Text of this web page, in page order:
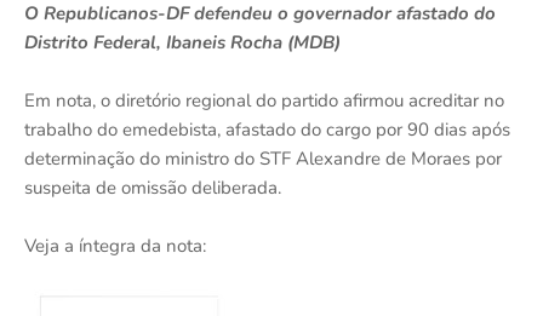
O Republicanos-DF defendeu o governador afastado do
Distrito Federal, Ibaneis Rocha (MDB)
Em nota, o diretório regional do partido afirmou acreditar no
trabalho do emedebista, afastado do cargo por 90 dias após
determinação do ministro do STF Alexandre de Moraes por
suspeita de omissão deliberada.
Veja a íntegra da nota: